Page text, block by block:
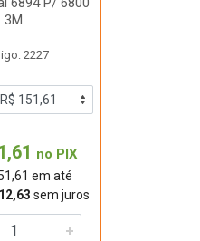
3M
2227
no PIX
em até
sem juros